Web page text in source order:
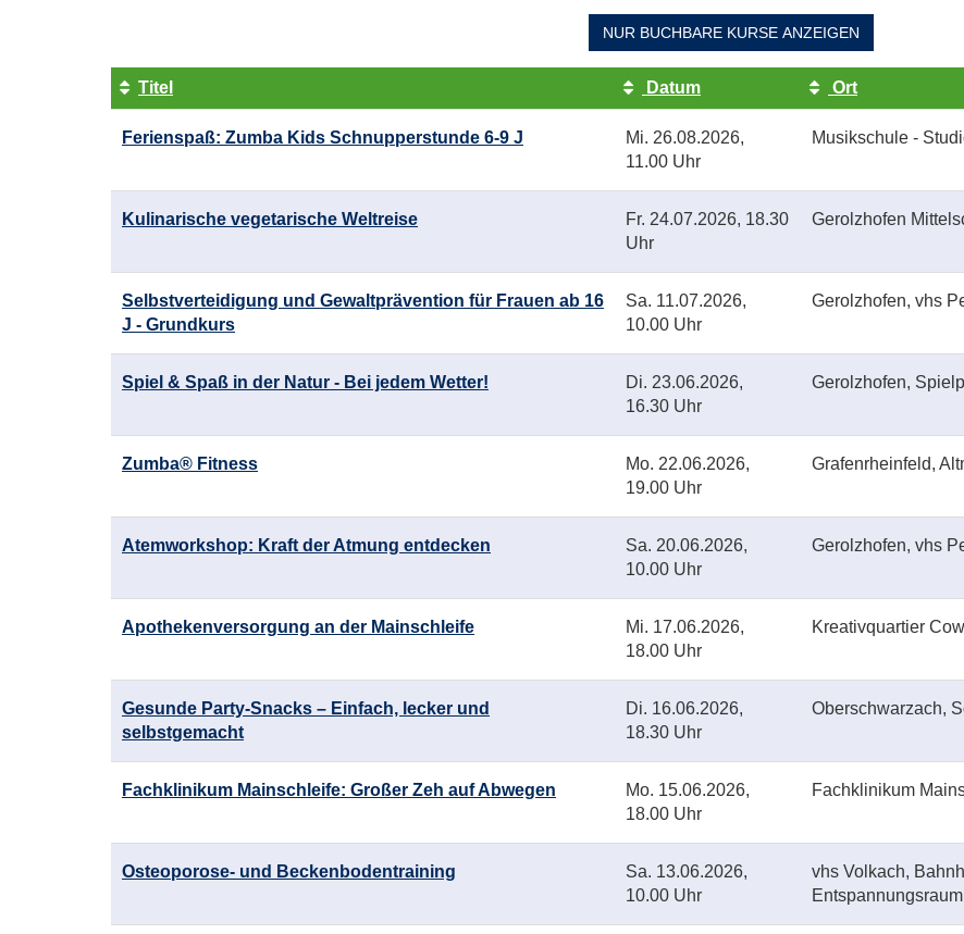
NUR BUCHBARE KURSE ANZEIGEN
Tabellenüberschriften
sortiert
werden.
Titel Datum Ort
Ferienspaß: Zumba Kids Schnupperstunde 6-9 J
Mi. 26.08.2026,
11.00 Uhr
Musikschule -
Kulinarische vegetarische Weltreise Fr. 24.07.2026, 18.30
Uhr
Gerolzhofen
Selbstverteidigung und Gewaltprävention für Frauen ab 16
J - Grundkurs
Sa. 11.07.2026,
10.00 Uhr
Gerolzhofen, vhs
Spiel & Spaß in der Natur - Bei jedem Wetter! Di. 23.06.2026,
16.30 Uhr
Gerolzhofen,
Zumba® Fitness Mo. 22.06.2026,
19.00 Uhr
Grafenrheinfeld,
Atemworkshop: Kraft der Atmung entdecken Sa. 20.06.2026,
10.00 Uhr
Gerolzhofen, vhs
Apothekenversorgung an der Mainschleife Mi. 17.06.2026,
18.00 Uhr
Kreativquartier
Gesunde Party-Snacks – Einfach, lecker und
selbstgemacht
Di. 16.06.2026,
18.30 Uhr
Oberschwarzach,
Fachklinikum Mainschleife: Großer Zeh auf Abwegen Mo. 15.06.2026,
18.00 Uhr
Fachklinikum
Osteoporose- und Beckenbodentraining Sa. 13.06.2026,
10.00 Uhr
vhs Volkach,